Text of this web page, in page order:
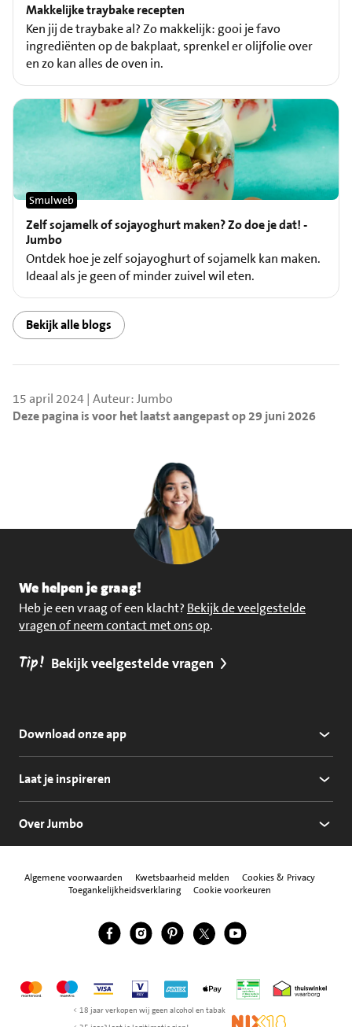
Makkelijke traybake recepten
Ken jij de traybake al? Zo makkelijk: gooi je favo
ingrediënten op de bakplaat, sprenkel er olijfolie over
en zo kan alles de oven in.
Zelf sojamelk of sojayoghurt maken? Zo doe je dat! -
Jumbo
Smulweb
Ontdek hoe je zelf sojayoghurt of sojamelk kan maken.
Ideaal als je geen of minder zuivel wil eten.
Bekijk alle blogs
15 april 2024 | Auteur: Jumbo
Deze pagina is voor het laatst aangepast op 29 juni 2026
We helpen je graag!
Heb je een vraag of een klacht? Bekijk de veelgestelde
vragen of neem contact met ons op.
Tip! Bekijk veelgestelde vragen
Download onze app
Laat je inspireren
Over Jumbo
Algemene voorwaarden Kwetsbaarheid melden
Cookies & Privacy
Toegankelijkheidsverklaring
Cookie voorkeuren
Volg ons
Jumbo Facebook
Jumbo Instagram
Jumbo Pinterest
Jumbo Twitter
Jumbo YouTube
MastercardMaestroVisa Vpay American Express
Apple Pay Thuiswinkel
< 18 jaar verkopen wij geen alcohol en tabak
NIX18